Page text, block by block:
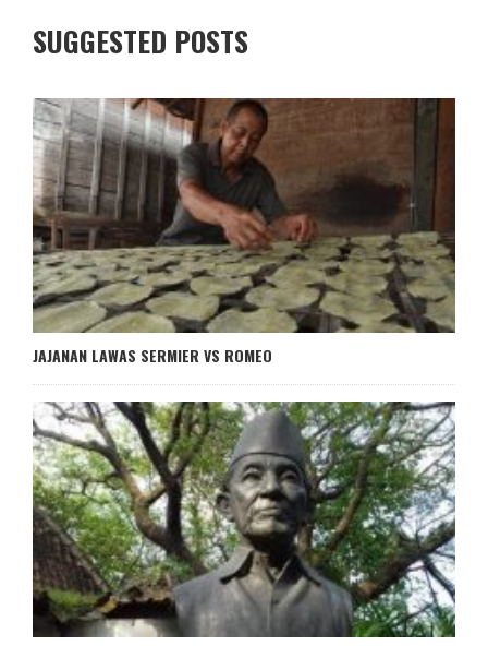
SUGGESTED POSTS
JAJANAN LAWAS SERMIER VS ROMEO